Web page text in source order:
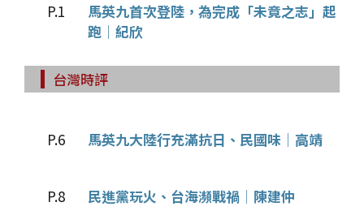
P.1
馬英九首次登陸，為完成「未竟之志」起
跑│紀欣
台灣時評
P.6 馬英九大陸行充滿抗日、民國味│高靖
P.8 民進黨玩火、台海瀕戰禍│陳建仲